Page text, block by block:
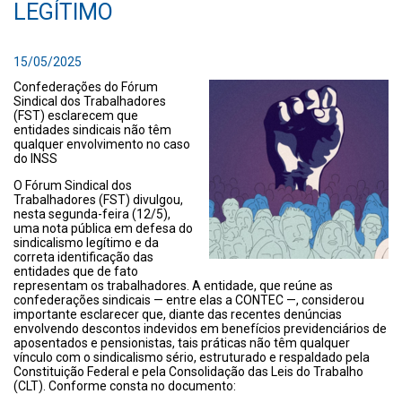
LEGÍTIMO
15/05/2025
Confederações do Fórum
Sindical dos Trabalhadores
(FST) esclarecem que
entidades sindicais não têm
qualquer envolvimento no caso
do INSS
O Fórum Sindical dos
Trabalhadores (FST) divulgou,
nesta segunda-feira (12/5),
uma nota pública em defesa do
sindicalismo legítimo e da
correta identificação das
entidades que de fato
representam os trabalhadores. A entidade, que reúne as
confederações sindicais — entre elas a CONTEC —, considerou
importante esclarecer que, diante das recentes denúncias
envolvendo descontos indevidos em benefícios previdenciários de
aposentados e pensionistas, tais práticas não têm qualquer
vínculo com o sindicalismo sério, estruturado e respaldado pela
Constituição Federal e pela Consolidação das Leis do Trabalho
(CLT). Conforme consta no documento: